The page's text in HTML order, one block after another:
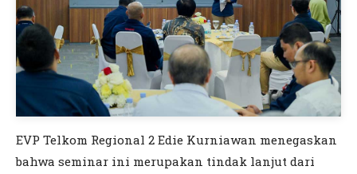
EVP Telkom Regional 2 Edie Kurniawan menegaskan
bahwa seminar ini merupakan tindak lanjut dari